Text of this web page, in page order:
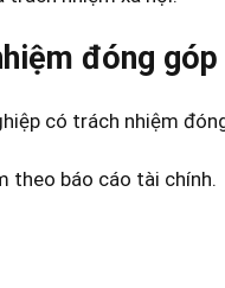
đóng
có trách nhiệm
theo báo cáo tài chính.